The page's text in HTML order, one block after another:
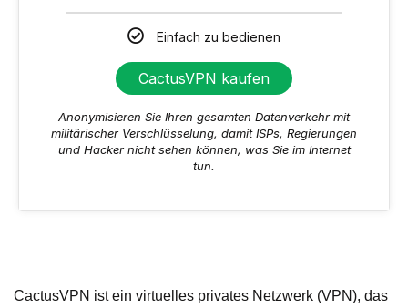
Einfach zu bedienen
CactusVPN kaufen
Anonymisieren Sie Ihren gesamten Datenverkehr mit
militärischer Verschlüsselung, damit ISPs, Regierungen
und Hacker nicht sehen können, was Sie im Internet
tun.
CactusVPN ist ein virtuelles privates Netzwerk (VPN), das